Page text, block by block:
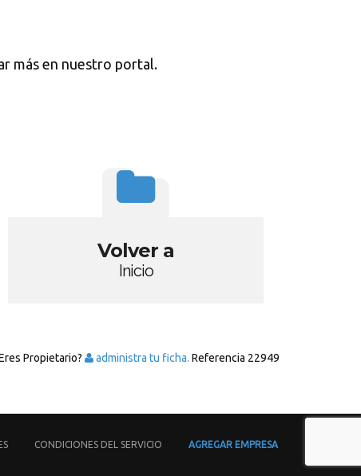
más en nuestro portal.
Volver a
Inicio
Propietario? administra tu ficha. Referencia 22949
CONDICIONES DEL SERVICIO AGREGAR EMPRESA